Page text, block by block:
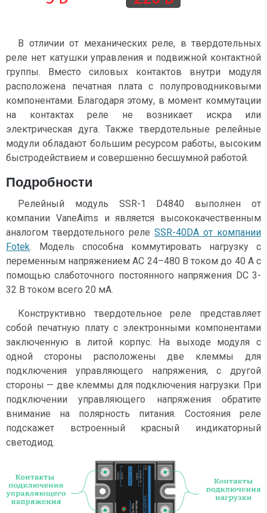
В отличии от механических реле, в твердотельных
реле нет катушки управления и подвижной контактной
группы. Вместо силовых контактов внутри модуля
расположена печатная плата с полупроводниковыми
компонентами. Благодаря этому, в момент коммутации
на контактах реле не возникает искра или
электрическая дуга. Также твердотельные релейные
модули обладают большим ресурсом работы, высоким
быстродействием и совершенно бесшумной работой.
Подробности
Релейный модуль SSR-1 D4840 выполнен от
компании VaneAims и является высококачественным
аналогом твердотельного реле SSR-40DA от компании
Fotek. Модель способна коммутировать нагрузку с
переменным напряжением AC 24–480 В током до 40 А с
помощью слаботочного постоянного напряжения DC 3-
32 В током всего 20 мА.
Конструктивно твердотельное реле представляет
собой печатную плату с электронными компонентами
заключенную в литой корпус. На выходе модуля с
одной стороны расположены две клеммы для
подключения управляющего напряжения, с другой
стороны — две клеммы для подключения нагрузки. При
подключении управляющего напряжения обратите
внимание на полярность питания. Состояния реле
подскажет встроенный красный индикаторный
светодиод.